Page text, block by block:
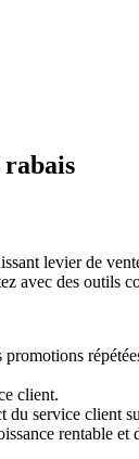
levier de
avec des outils
client.
du service client
rentable et